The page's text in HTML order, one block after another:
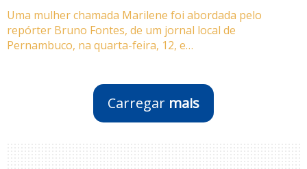
Uma mulher chamada Marilene foi abordada pelo
repórter Bruno Fontes, de um jornal local de
Pernambuco, na quarta-feira, 12, e…
Carregar mais